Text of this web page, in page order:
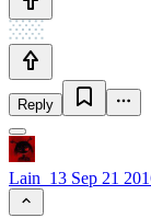
Reply
Lain_13 Sep 21